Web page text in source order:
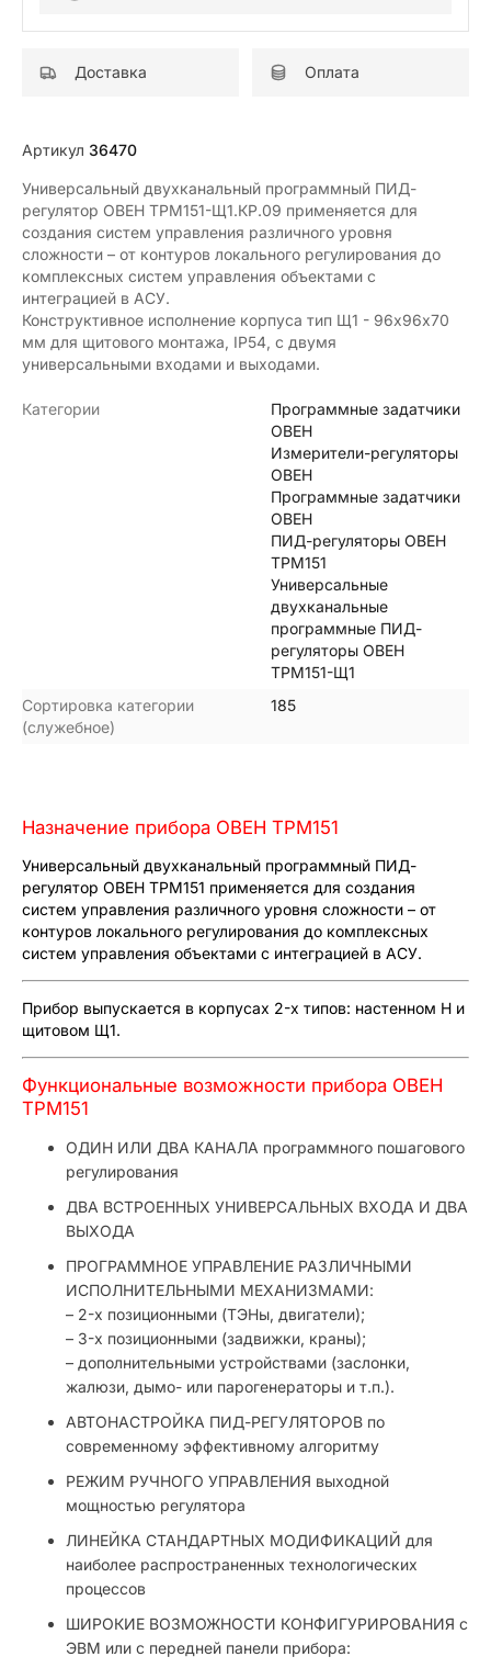
Доставка Оплата
Артикул 36470
Универсальный двухканальный программный ПИД-
регулятор ОВЕН ТРМ151-Щ1.КР.09 применяется для
создания систем управления различного уровня
сложности – от контуров локального регулирования до
комплексных систем управления объектами с
интеграцией в АСУ.
Конструктивное исполнение корпуса тип Щ1 - 96х96х70
мм для щитового монтажа, IP54, с двумя
универсальными входами и выходами.
Категории
Программные задатчики
ОВЕН
Измерители-регуляторы
ОВЕН
Программные задатчики
ОВЕН
ПИД-регуляторы ОВЕН
ТРМ151
Универсальные
двухканальные
программные ПИД-
регуляторы ОВЕН
ТРМ151-Щ1
Сортировка категории
(служебное)
185
Назначение прибора ОВЕН ТРМ151
Универсальный двухканальный программный ПИД-
регулятор ОВЕН ТРМ151 применяется для создания
систем управления различного уровня сложности – от
контуров локального регулирования до комплексных
систем управления объектами с интеграцией в АСУ.
Прибор выпускается в корпусах 2-х типов: настенном Н и
щитовом Щ1.
Функциональные возможности прибора ОВЕН
ТРМ151
ОДИН ИЛИ ДВА КАНАЛА программного пошагового
регулирования
ДВА ВСТРОЕННЫХ УНИВЕРСАЛЬНЫХ ВХОДА И ДВА
ВЫХОДА
ПРОГРАММНОЕ УПРАВЛЕНИЕ РАЗЛИЧНЫМИ
ИСПОЛНИТЕЛЬНЫМИ МЕХАНИЗМАМИ:
– 2-х позиционными (ТЭНы, двигатели);
– 3-х позиционными (задвижки, краны);
– дополнительными устройствами (заслонки,
жалюзи, дымо- или парогенераторы и т.п.).
АВТОНАСТРОЙКА ПИД-РЕГУЛЯТОРОВ по
современному эффективному алгоритму
РЕЖИМ РУЧНОГО УПРАВЛЕНИЯ выходной
мощностью регулятора
ЛИНЕЙКА СТАНДАРТНЫХ МОДИФИКАЦИЙ для
наиболее распространенных технологических
процессов
ШИРОКИЕ ВОЗМОЖНОСТИ КОНФИГУРИРОВАНИЯ с
ЭВМ или с передней панели прибора: